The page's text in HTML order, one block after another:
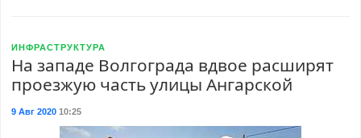
ИНФРАСТРУКТУРА
На западе Волгограда вдвое расширят
проезжую часть улицы Ангарской
9 Авг 202010:25